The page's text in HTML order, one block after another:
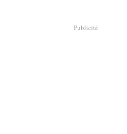
Publicité